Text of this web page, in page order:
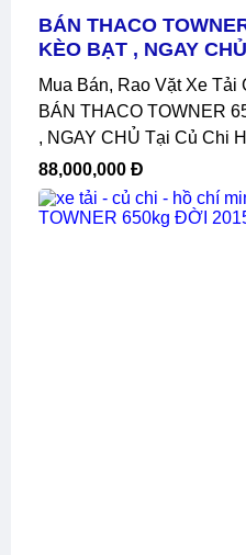
BÁN THACO
KÈO BẠT , NGAY CHỦ
Mua Bán, Rao Vặt Xe Tải Cũ Củ Chi Hồ Chí Minh,
BÁN THACO TOWNER
, NGAY CHỦ Tại Củ Chi
88,000,000 Đ